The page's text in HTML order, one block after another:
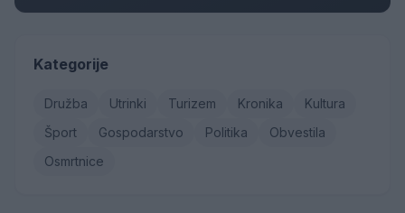
Kategorije
Družba Utrinki Turizem Kronika
Kultura
Šport
Gospodarstvo Politika
Obvestila
Osmrtnice